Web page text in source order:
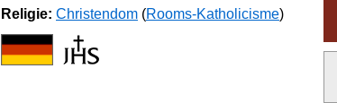
Religie: Christendom (Rooms-Katholicisme)